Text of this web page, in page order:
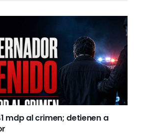
mdp al crimen; detienen a